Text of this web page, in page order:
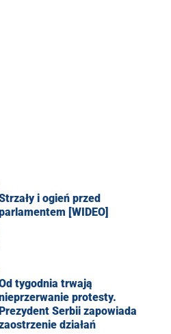
i ogień przed
[WIDEO]
tygodnia trwają
protesty.
Serbii zapowiada
działań